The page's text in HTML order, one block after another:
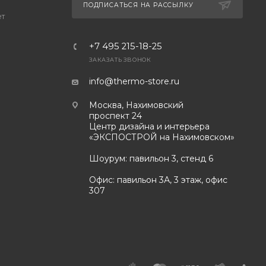
ПОДПИСАТЬСЯ НА РАССЫЛКУ
+7 495 215-18-25
ЗАКАЗАТЬ ЗВОНОК
info@thermo-store.ru
Москва, Нахимовский
проспект 24
Центр дизайна и интерьера
«ЭКСПОСТРОЙ на Нахимовском»
Шоурум: павильон 3, стенд 6
Офис: павильон 3А, 3 этаж, офис
307